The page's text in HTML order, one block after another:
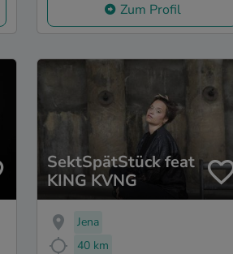
Zum Profil
SektSpätStück feat
KING KVNG
Jena
40 km